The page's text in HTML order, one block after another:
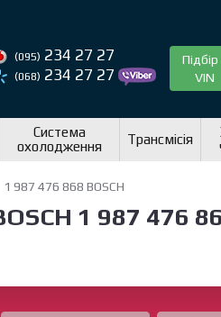
(095) 234 27 27
(068) 234 27 27
Підбір
VIN
Система
охолодження
Трансмісія
1 987 476 868 BOSCH
1 987 476